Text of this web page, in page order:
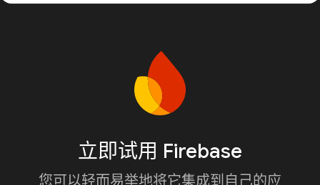
立即试用 Firebase
您可以轻而易举地将它集成到自己的应